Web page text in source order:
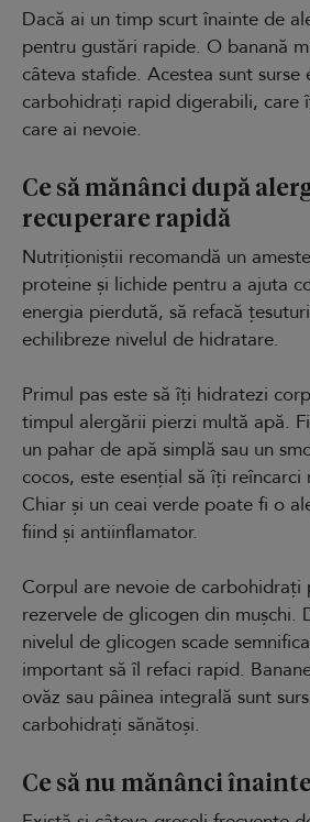
Dacă ai un timp scurt înainte de
pentru gustări rapide. O banană
câteva stafide. Acestea sunt surse
carbohidrați rapid digerabili, care
care ai nevoie.
Ce să mănânci după
recuperare rapidă
Nutriționiștii recomandă un
proteine și lichide pentru a ajuta
energia pierdută, să refacă
echilibreze nivelul de hidratare.
Primul pas este să îți hidratezi
timpul alergării pierzi multă apă.
un pahar de apă simplă sau un
cocos, este esențial să îți reîncarci
Chiar și un ceai verde poate fi o
fiind și antiinflamator.
Corpul are nevoie de carbohidrați
rezervele de glicogen din mușchi.
nivelul de glicogen scade
important să îl refaci rapid.
ovăz sau pâinea integrală sunt
carbohidrați sănătoși.
Ce să nu mănânci